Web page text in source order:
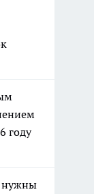
году
нужны